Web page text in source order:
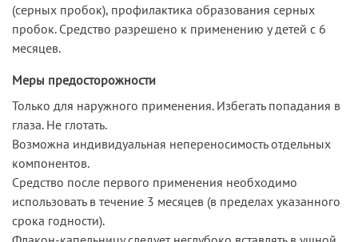
(серных пробок), профилактика образования серных
пробок. Средство разрешено к применению у детей с 6
месяцев.
Меры предосторожности
Только для наружного применения. Избегать попадания в
глаза. Не глотать.
Возможна индивидуальная непереносимость отдельных
компонентов.
Средство после первого применения необходимо
использовать в течение 3 месяцев (в пределах указанного
срока годности).